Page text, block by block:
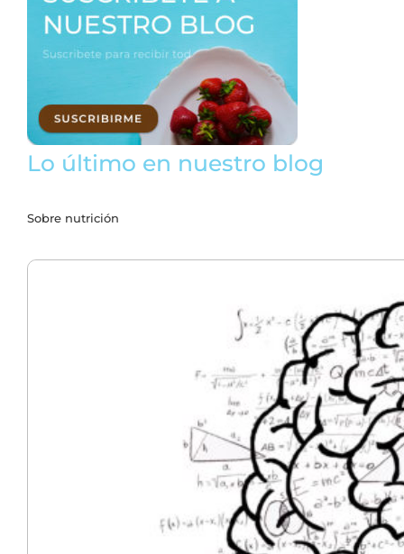
Lo último en nuestro blog
Sobre nutrición